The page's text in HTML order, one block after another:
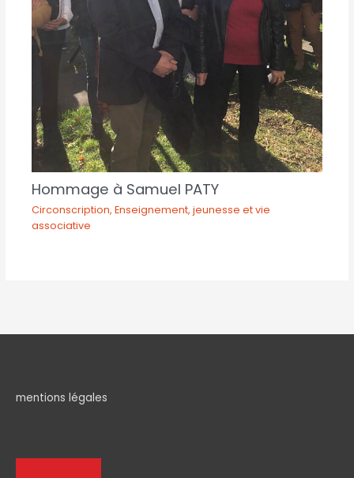
Hommage à Samuel PATY
Circonscription,Enseignement, jeunesse et vie
associative
mentions légales